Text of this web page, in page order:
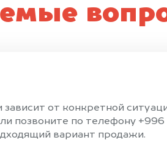
от конкретной
позвоните по телефону
вариант продажи.